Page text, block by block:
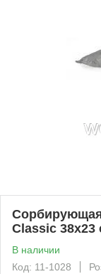
Classic 38x23
В наличии
Код: 11-1028